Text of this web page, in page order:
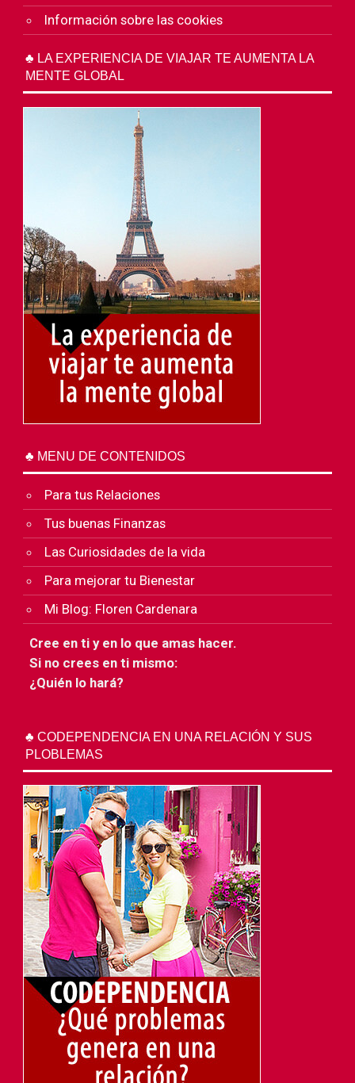
Información sobre las cookies
♣ LA EXPERIENCIA DE VIAJAR TE AUMENTA LA
MENTE GLOBAL
♣ MENU DE CONTENIDOS
Para tus Relaciones
Tus buenas Finanzas
Las Curiosidades de la vida
Para mejorar tu Bienestar
Mi Blog: Floren Cardenara
Cree en ti y en lo que amas hacer.
Si no crees en ti mismo:
¿Quién lo hará?
♣ CODEPENDENCIA EN UNA RELACIÓN Y SUS
PLOBLEMAS